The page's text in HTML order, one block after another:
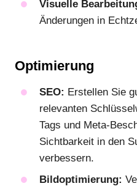
Visuelle
Änderungen in
Optimierung
SEO: Erstellen Sie
relevanten
Tags und Meta-
Sichtbarkeit in den
verbessern.
Bildoptimierung: